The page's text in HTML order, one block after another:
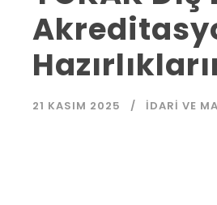
21 KASIM 2025 İDARI VE